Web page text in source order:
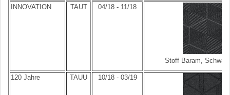
INNOVATION TAUT 04/18 - 11/18
Stoff Baram,
120 Jahre TAUU 10/18 - 03/19